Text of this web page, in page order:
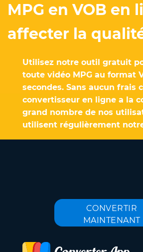
MPG en VOB en
affecter la
Utilisez notre outil gratuit
toute vidéo MPG au format
secondes. Sans aucun frais
convertisseur en ligne a la
grand nombre de nos
utilisent régulièrement
CONVERTIR
MAINTENANT